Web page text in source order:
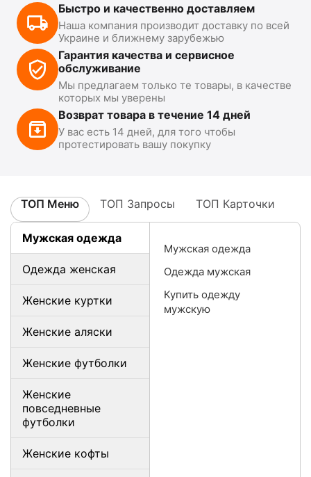
Быстро и качественно доставляем
Наша компания производит доставку по всей
Украине и ближнему зарубежью
Гарантия качества и сервисное
обслуживание
Мы предлагаем только те товары, в качестве
которых мы уверены
Возврат товара в течение 14 дней
У вас есть 14 дней, для того чтобы
протестировать вашу покупку
ТОП Меню ТОП Запросы ТОП Карточки
Мужская одежда
Одежда женская
Женские куртки
Женские аляски
Женские футболки
Женские
повседневные
футболки
Женские кофты
Мужская одежда
Одежда мужская
Купить одежду
мужскую